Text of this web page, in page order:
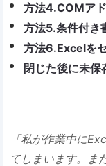
方法4.COMア
方法5.条件付き
方法6.Excelを
閉じた後に未
「私が作業中に
てしまいます。ま